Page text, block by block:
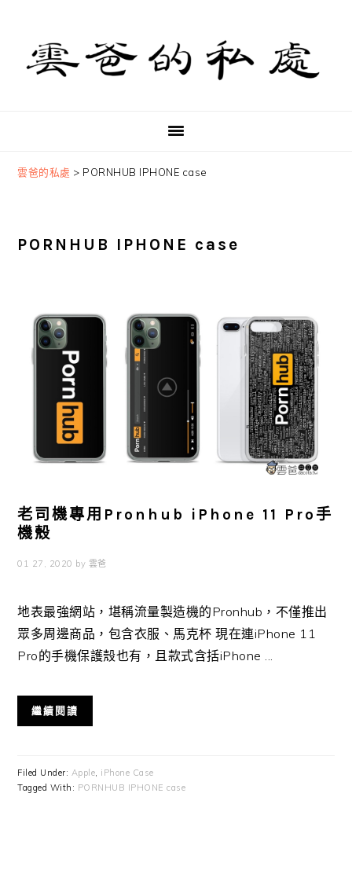
primary
navigation
content
primary
sidebar
雲爸的私處 > PORNHUB IPHONE case
PORNHUB IPHONE case
老司機專用Pronhub iPhone 11 Pro手
機殼
01 27, 2020 by 雲爸
地表最強網站，堪稱流量製造機的Pronhub，不僅推出
眾多周邊商品，包含衣服、馬克杯 現在連iPhone 11
Pro的手機保護殼也有，且款式含括iPhone ...
繼續閱讀
Filed Under: Apple iPhone Case
Tagged With: PORNHUB IPHONE case